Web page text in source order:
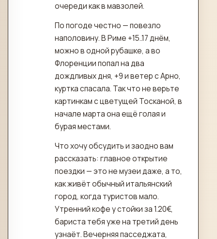
очереди как в мавзолей.
По погоде честно — повезло
наполовину. В Риме +15..17 днём,
можно в одной рубашке, а во
Флоренции попал на два
дождливых дня, +9 и ветер с Арно,
куртка спасала. Так что не верьте
картинкам с цветущей Тосканой, в
начале марта она ещё голая и
бурая местами.
Что хочу обсудить и заодно вам
рассказать: главное открытие
поездки — это не музеи даже, а то,
как живёт обычный итальянский
город, когда туристов мало.
Утренний кофе у стойки за 1.20€,
бариста тебя уже на третий день
узнаёт. Вечерняя пасседжата,